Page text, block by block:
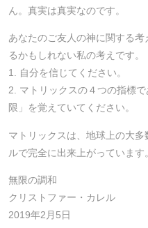
ん。真実は真実なのです。
あなたのご友人の神に関する
るかもしれない私の考えです。
1. 自分を信じてください。
2. マトリックスの４つの指標
限」を覚えていてください。
マトリックスは、地球上の大
ルで完全に出来上がっています。
無限の調和
クリストファー・カレル
2019年2月5日